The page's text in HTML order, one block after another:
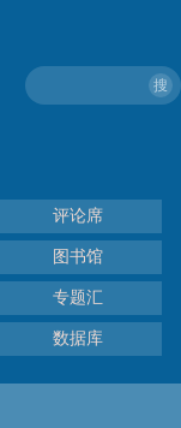
搜
评论席
图书馆
专题汇
数据库